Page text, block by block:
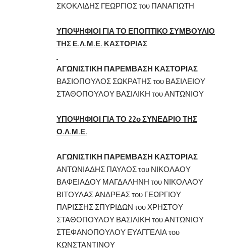
ΣΚΟΚΛΙΔΗΣ ΓΕΩΡΓΙΟΣ του ΠΑΝΑΓΙΩΤΗ
ΥΠΟΨΗΦΙΟΙ ΓΙΑ ΤΟ ΕΠΟΠΤΙΚΟ ΣΥΜΒΟΥΛΙΟ
ΤΗΣ Ε.Λ.Μ.Ε. ΚΑΣΤΟΡΙΑΣ
ΑΓΩΝΙΣΤΙΚΗ ΠAΡΕΜΒΑΣΗ ΚΑΣΤΟΡΙΑΣ
ΒΑΣΙΟΠΟΥΛΟΣ ΣΩΚΡΑΤΗΣ του ΒΑΣΙΛΕΙΟΥ
ΣΤΑΘΟΠΟΥΛΟΥ ΒΑΣΙΛΙΚΗ του ΑΝΤΩΝΙΟΥ
ΥΠΟΨΗΦΙΟΙ ΓΙΑ ΤΟ 22ο ΣΥΝΕΔΡΙΟ ΤΗΣ
Ο.Λ.Μ.Ε.
ΑΓΩΝΙΣΤΙΚΗ ΠAΡΕΜΒΑΣΗ ΚΑΣΤΟΡΙΑΣ
ΑΝΤΩΝΙΑΔΗΣ ΠΑΥΛΟΣ του ΝΙΚΟΛΑΟΥ
ΒΑΦΕΙΑΔΟΥ ΜΑΓΔΑΛΗΝΗ του ΝΙΚΟΛΑΟΥ
ΒΙΤΟΥΛΑΣ ΑΝΔΡΕΑΣ του ΓΕΩΡΓΙΟΥ
ΠΑΡΙΣΣΗΣ ΣΠΥΡΙΔΩΝ του ΧΡΗΣΤΟΥ
ΣΤΑΘΟΠΟΥΛΟΥ ΒΑΣΙΛΙΚΗ του ΑΝΤΩΝΙΟΥ
ΣΤΕΦΑΝΟΠΟΥΛΟΥ ΕΥΑΓΓΕΛΙΑ του
ΚΩΝΣΤΑΝΤΙΝΟΥ